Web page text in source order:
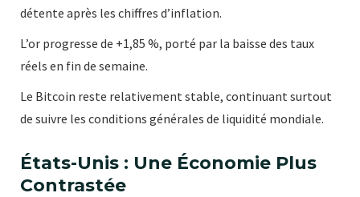
détente après les chiffres d’inflation.
L’or progresse de +1,85 %, porté par la baisse des taux
réels en fin de semaine.
Le Bitcoin reste relativement stable, continuant surtout
de suivre les conditions générales de liquidité mondiale.
États-Unis : Une Économie Plus
Contrastée